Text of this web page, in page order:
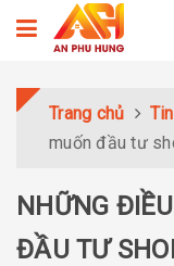
Trang chủ
muốn đầu tư
NHỮNG
ĐẦU TƯ